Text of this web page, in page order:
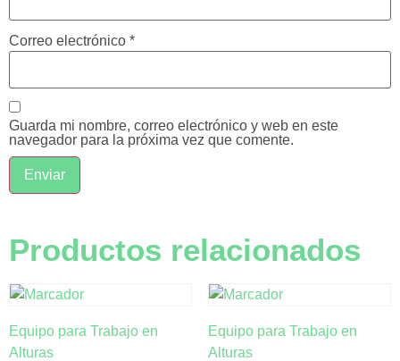
Correo electrónico *
Guarda mi nombre, correo electrónico y web en este
navegador para la próxima vez que comente.
Productos relacionados
Equipo para Trabajo en
Alturas
Equipo para Trabajo en
Alturas